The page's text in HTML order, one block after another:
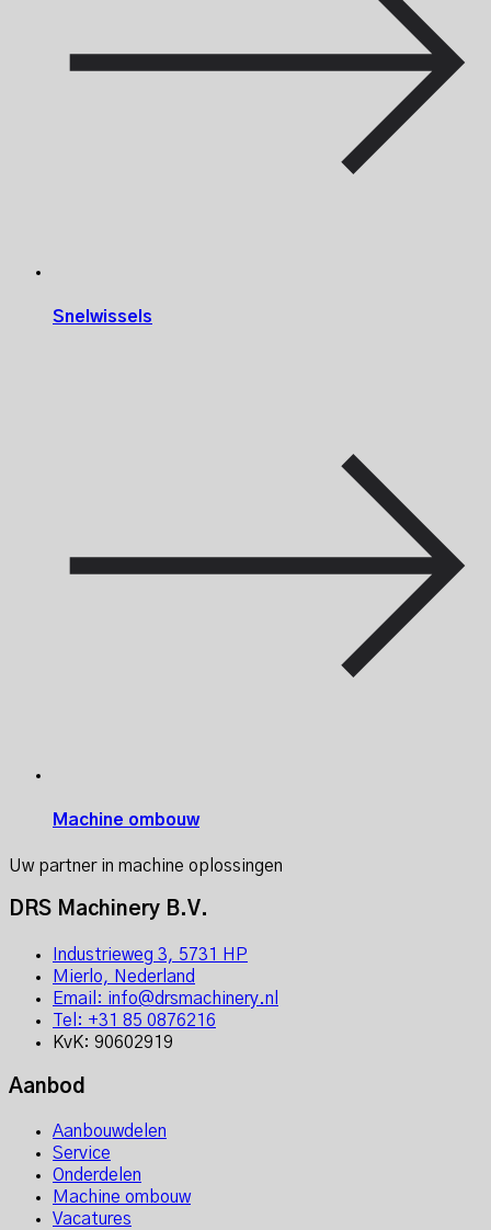
Snelwissels
Machine ombouw
Uw partner in machine oplossingen
DRS Machinery B.V.
Industrieweg 3, 5731 HP
Mierlo, Nederland
Email: info@drsmachinery.nl
Tel: +31 85 0876216
KvK: 90602919
Aanbod
Aanbouwdelen
Service
Onderdelen
Machine ombouw
Vacatures